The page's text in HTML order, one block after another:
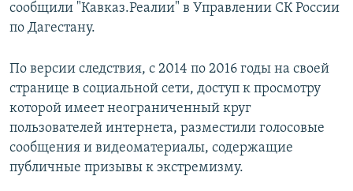
сообщили "Кавказ.Реалии" в Управлении СК России
по Дагестану.
По версии следствия, с 2014 по 2016 годы на своей
странице в социальной сети, доступ к просмотру
которой имеет неограниченный круг
пользователей интернета, разместили голосовые
сообщения и видеоматериалы, содержащие
публичные призывы к экстремизму.